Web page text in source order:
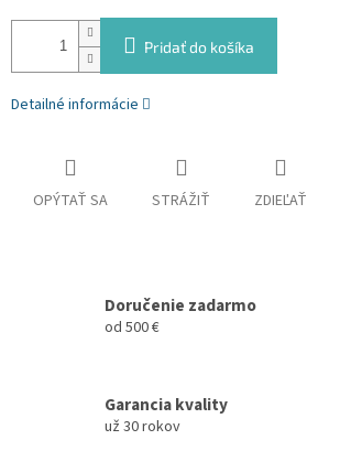
Pridať do košíka
Detailné informácie
OPÝTAŤ SA STRÁŽIŤ ZDIEĽAŤ
Doručenie zadarmo
od 500 €
Garancia kvality
už 30 rokov